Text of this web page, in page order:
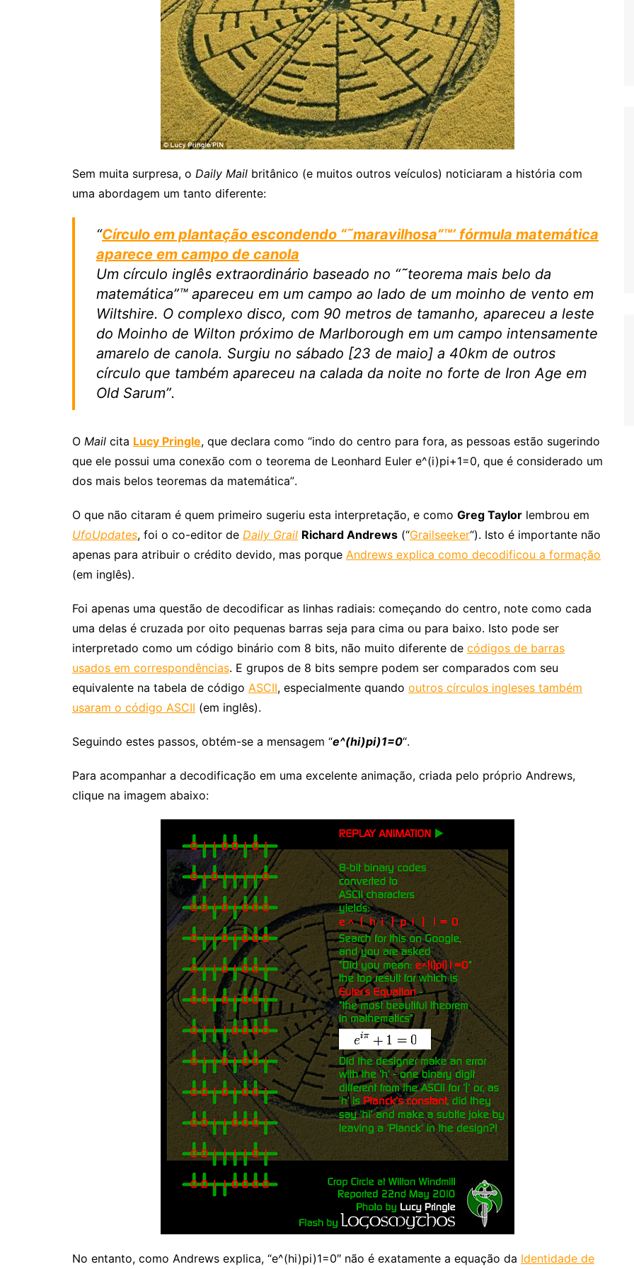
Sem muita surpresa, o Daily Mail britânico (e muitos outros veículos) noticiaram a história com
uma abordagem um tanto diferente:
“Círculo em plantação escondendo “˜maravilhosa”™’ fórmula matemática
aparece em campo de canola
Um círculo inglês extraordinário baseado no “˜teorema mais belo da
matemática”™ apareceu em um campo ao lado de um moinho de vento em
Wiltshire. O complexo disco, com 90 metros de tamanho, apareceu a leste
do Moinho de Wilton próximo de Marlborough em um campo intensamente
amarelo de canola. Surgiu no sábado [23 de maio] a 40km de outros
círculo que também apareceu na calada da noite no forte de Iron Age em
Old Sarum”.
O Mail cita Lucy Pringle, que declara como “indo do centro para fora, as pessoas estão sugerindo
que ele possui uma conexão com o teorema de Leonhard Euler e^(i)pi+1=0, que é considerado um
dos mais belos teoremas da matemática”.
O que não citaram é quem primeiro sugeriu esta interpretação, e como Greg Taylor lembrou em
UfoUpdates, foi o co-editor de Daily Grail Richard Andrews (“Grailseeker“). Isto é importante não
apenas para atribuir o crédito devido, mas porque Andrews explica como decodificou a formação
(em inglês).
Foi apenas uma questão de decodificar as linhas radiais: começando do centro, note como cada
uma delas é cruzada por oito pequenas barras seja para cima ou para baixo. Isto pode ser
interpretado como um código binário com 8 bits, não muito diferente de códigos de barras
usados em correspondências. E grupos de 8 bits sempre podem ser comparados com seu
equivalente na tabela de código ASCII, especialmente quando outros círculos ingleses também
usaram o código ASCII (em inglês).
Seguindo estes passos, obtém-se a mensagem “e^(hi)pi)1=0“.
Para acompanhar a decodificação em uma excelente animação, criada pelo próprio Andrews,
clique na imagem abaixo:
No entanto, como Andrews explica, “e^(hi)pi)1=0″ não é exatamente a equação da Identidade de